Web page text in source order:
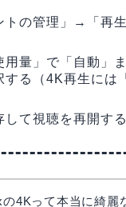
トの管理」→「再
用量」で「自動」
する（4K再生には
して視聴を再開する
4Kって本当に綺麗